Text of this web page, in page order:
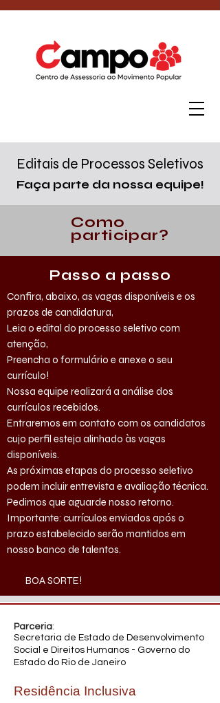
Editais de Processos Seletivos
Faça parte da nossa equipe!
Como
participar?
Passo a passo
Confira, abaixo, as vagas disponíveis e os
prazos de candidatura,
Leia o edital do processo seletivo com
atenção,
Preencha o formulário e anexe o seu
currículo!
Nossa equipe realizará a análise dos
currículos recebidos.
Entraremos em contato com os candidatos
cujo perfil esteja alinhado às vagas
disponíveis.
As próximas etapas do processo seletivo
podem incluir entrevista e avaliação técnica.
Pedimos que aguarde nosso retorno.
Importante: currículos enviados após o
prazo estabelecido serão mantidos em
nosso banco de talentos.
BOA SORTE!
Parceria:
Secretaria de Estado de Desenvolvimento
Social e Direitos Humanos - Governo do
Estado do Rio de Janeiro
Residência Inclusiva